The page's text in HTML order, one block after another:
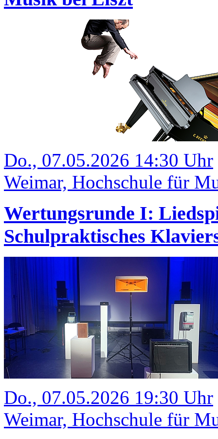
Do., 07.05.2026 14:30 Uhr
Weimar, Hochschule für
Wertungsrunde I:
Schulpraktisches
Do., 07.05.2026 19:30 Uhr
Weimar, Hochschule für